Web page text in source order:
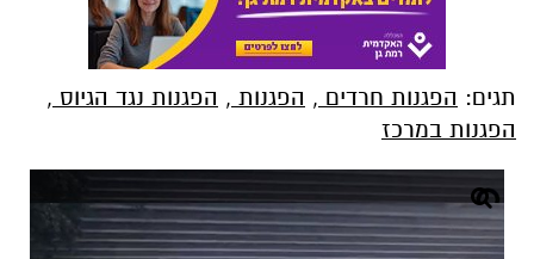
תגים: הפגנות חרדים , הפגנות , הפגנות נגד הגיוס ,
הפגנות במרכז